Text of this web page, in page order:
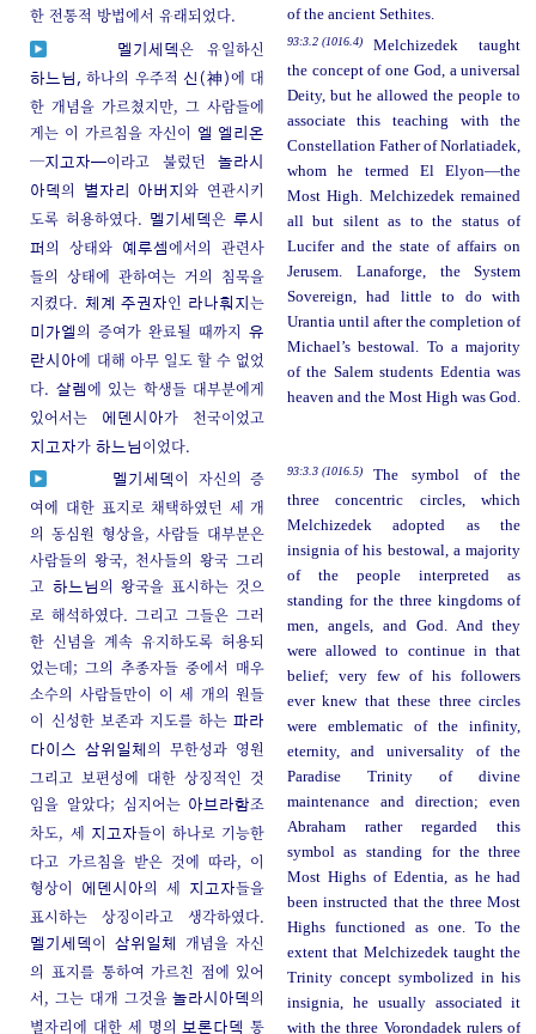
한 전통적 방법에서 유래되었다.
of the ancient Sethites.
멜기세덱은 유일하신
하느님,하나의 우주적신(神)에 대
한 개념을 가르쳤지만, 그 사람들에
게는 이 가르침을 자신이
엘 엘리온
─지고자─이라고 불렀던놀라시
아덱의 별자리 아버지와 연관시키
도록 허용하였다.
멜기세덱은루시
퍼의 상태와 예루셈에서의 관련사
들의 상태에 관하여는 거의 침묵을
지켰다. 체계 주권자인 라나훠지는
미가엘의 증여가 완료될 때까지유
란시아에 대해 아무 일도 할 수 없었
다. 살렘에 있는 학생들 대부분에게
있어서는
에덴시아가 천국이었고
지고자가하느님 이었다.
93:3.2 (1016.4)
Melchizedek taught
the concept of one God, a universal
Deity, but he allowed the people to
associate this teaching with the
Constellation Father of Norlatiadek,
whom he termed El Elyon—the
Most High. Melchizedek remained
all but silent as to the status of
Lucifer and the state of affairs on
Jerusem. Lanaforge, the System
Sovereign, had little to do with
Urantia until after the completion of
Michael’s bestowal. To a majority
of the Salem students Edentia was
heaven and the Most High was God.
멜기세덱 이 자신의 증
여에 대한 표지로 채택하였던 세 개
의 동심원 형상을, 사람들 대부분은
사람들의 왕국, 천사들의 왕국 그리
고 하느님 의 왕국을 표시하는 것으
로 해석하였다. 그리고 그들은 그러
한 신념을 계속 유지하도록 허용되
었는데; 그의 추종자들 중에서 매우
소수의 사람들만이 이 세 개의 원들
이 신성한 보존과 지도를 하는파라
다이스 삼위일체 의 무한성과 영원
그리고 보편성에 대한 상징적인 것
임을 알았다; 심지어는 아브라함조
차도, 세 지고자들이 하나로 기능한
다고 가르침을 받은 것에 따라, 이
형상이
에덴시아의 세 지고자들을
표시하는 상징이라고 생각하였다.
멜기세덱 이삼위일체
개념을 자신
의 표지를 통하여 가르친 점에 있어
서, 그는 대개 그것을놀라시아덱의
별자리에 대한 세 명의 보론다덱 통
93:3.3 (1016.5)
The symbol of the
three concentric circles, which
Melchizedek adopted as the
insignia of his bestowal, a majority
of the people interpreted as
standing for the three kingdoms of
men, angels, and God. And they
were allowed to continue in that
belief; very few of his followers
ever knew that these three circles
were emblematic of the infinity,
eternity, and universality of the
Paradise Trinity of divine
maintenance and direction; even
Abraham rather regarded this
symbol as standing for the three
Most Highs of Edentia, as he had
been instructed that the three Most
Highs functioned as one. To the
extent that Melchizedek taught the
Trinity concept symbolized in his
insignia, he usually associated it
with the three Vorondadek rulers of